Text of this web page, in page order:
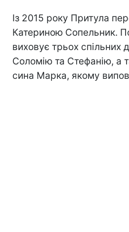
Із 2015 року Притула
Катериною Сопельник.
виховує трьох спільних
Соломію та Стефанію, а
сина Марка, якому